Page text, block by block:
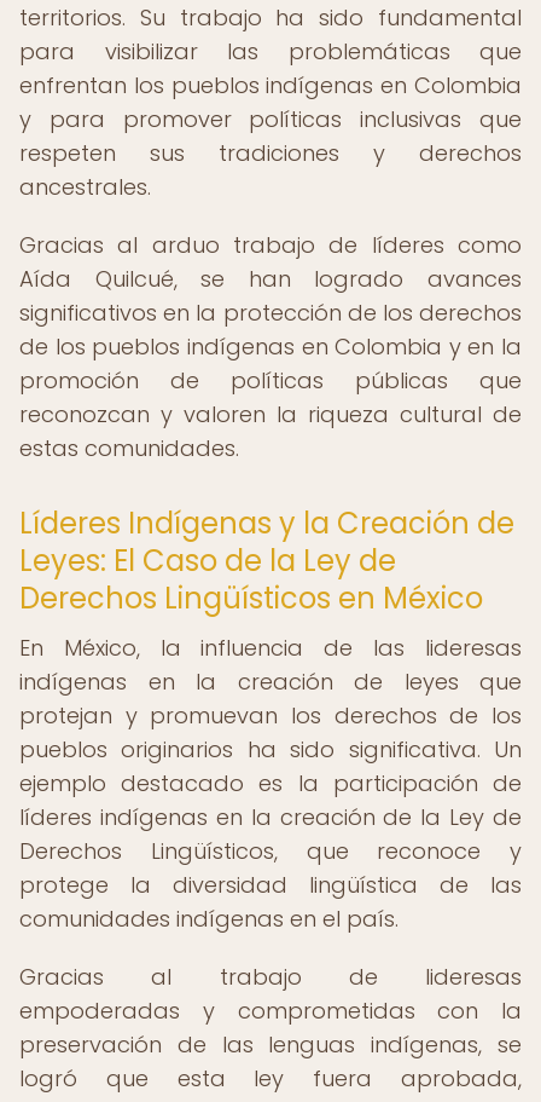
territorios. Su trabajo ha sido fundamental
para visibilizar las problemáticas que
enfrentan los pueblos indígenas en Colombia
y para promover políticas inclusivas que
respeten sus tradiciones y derechos
ancestrales.
Gracias al arduo trabajo de líderes como
Aída Quilcué, se han logrado avances
significativos en la protección de los derechos
de los pueblos indígenas en Colombia y en la
promoción de políticas públicas que
reconozcan y valoren la riqueza cultural de
estas comunidades.
Líderes Indígenas y la Creación de
Leyes: El Caso de la Ley de
Derechos Lingüísticos en México
En México, la influencia de las lideresas
indígenas en la creación de leyes que
protejan y promuevan los derechos de los
pueblos originarios ha sido significativa. Un
ejemplo destacado es la participación de
líderes indígenas en la creación de la Ley de
Derechos Lingüísticos, que reconoce y
protege la diversidad lingüística de las
comunidades indígenas en el país.
Gracias al trabajo de lideresas
empoderadas y comprometidas con la
preservación de las lenguas indígenas, se
logró que esta ley fuera aprobada,